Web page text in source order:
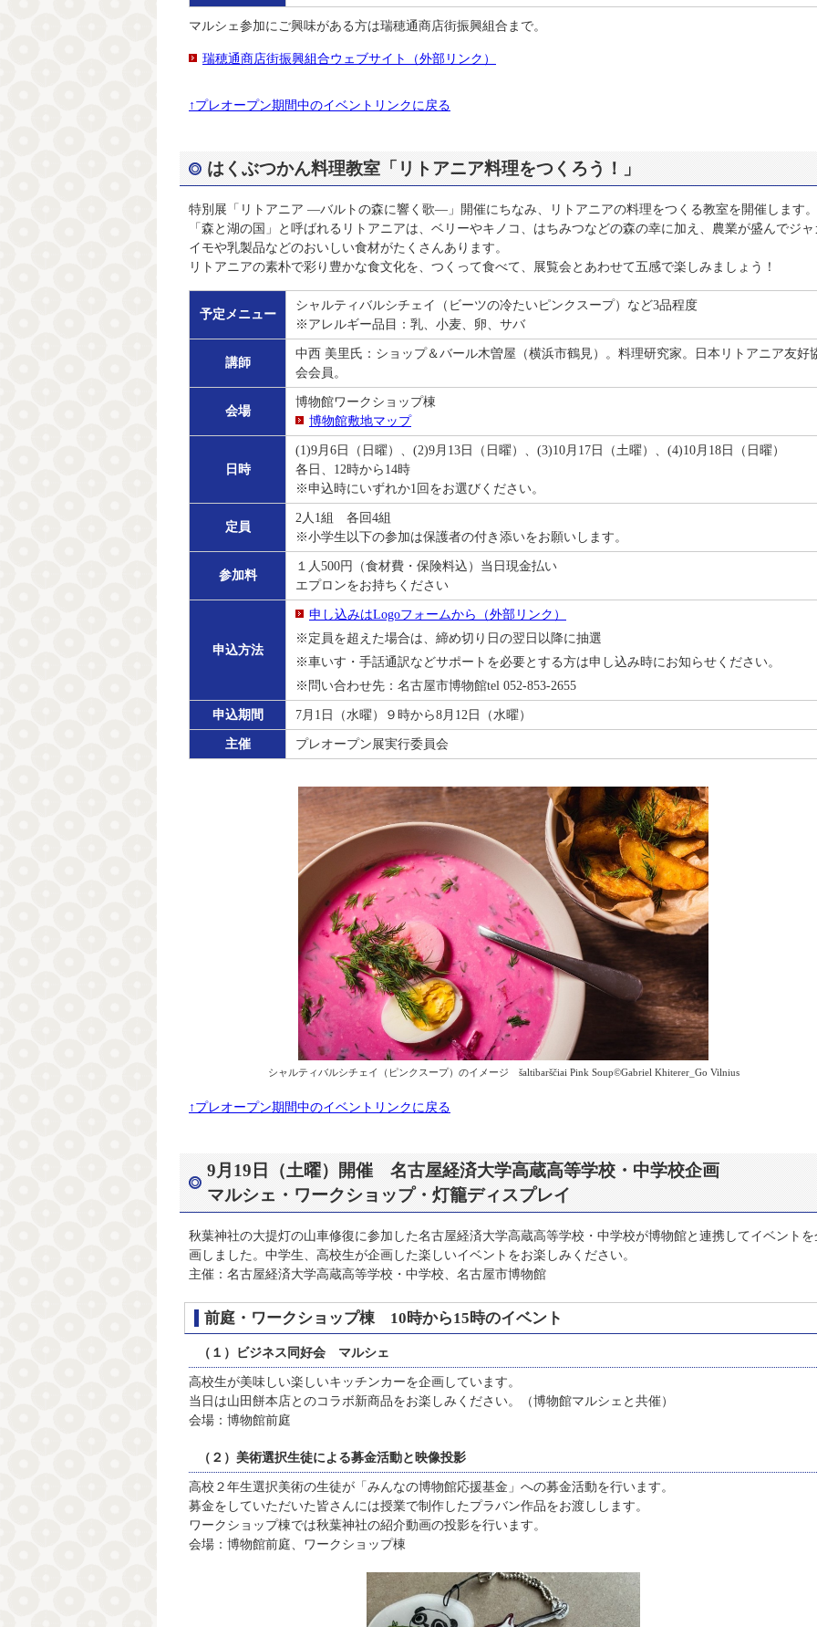
マルシェ参加にご興味がある方は瑞穂通商店街振興組合まで。
瑞穂通商店街振興組合ウェブサイト（外部リンク）
↑プレオープン期間中のイベントリンクに戻る
はくぶつかん料理教室「リトアニア料理をつくろう！」
特別展「リトアニア ―バルトの森に響く歌―」開催にちなみ、リトアニアの料理をつくる教室を開催します。
「森と湖の国」と呼ばれるリトアニアは、ベリーやキノコ、はちみつなどの森の幸に加え、農業が盛んでジャ
イモや乳製品などのおいしい食材がたくさんあります。
リトアニアの素朴で彩り豊かな食文化を、つくって食べて、展覧会とあわせて五感で楽しみましょう！
予定メニュー
シャルティバルシチェイ（ビーツの冷たいピンクスープ）など3品程度
※アレルギー品目：乳、小麦、卵、サバ
講師
中西 美里氏：ショップ＆バール木曽屋（横浜市鶴見）。料理研究家。日本リトアニア友好
会会員。
会場
博物館ワークショップ棟
博物館敷地マップ
日時
(1)9月6日（日曜）、(2)9月13日（日曜）、(3)10月17日（土曜）、(4)10月18日（日曜）
各日、12時から14時
※申込時にいずれか1回をお選びください。
定員
2人1組 各回4組
※小学生以下の参加は保護者の付き添いをお願いします。
参加料
１人500円（食材費・保険料込）当日現金払い
エプロンをお持ちください
申込方法
申し込みはLogoフォームから（外部リンク）
※定員を超えた場合は、締め切り日の翌日以降に抽選
※車いす・手話通訳などサポートを必要とする方は申し込み時にお知らせください。
※問い合わせ先：名古屋市博物館tel 052-853-2655
申込期間
7月1日（水曜）９時から8月12日（水曜）
主催
プレオープン展実行委員会
シャルティバルシチェイ（ピンクスープ）のイメージ šaltibarščiai Pink Soup©Gabriel Khiterer_Go Vilnius
↑プレオープン期間中のイベントリンクに戻る
9月19日（土曜）開催 名古屋経済大学高蔵高等学校・中学校企画
マルシェ・ワークショップ・灯籠ディスプレイ
秋葉神社の大提灯の山車修復に参加した名古屋経済大学高蔵高等学校・中学校が博物館と連携してイベントを
画しました。中学生、高校生が企画した楽しいイベントをお楽しみください。
主催：名古屋経済大学高蔵高等学校・中学校、名古屋市博物館
前庭・ワークショップ棟 10時から15時のイベント
（１）ビジネス同好会 マルシェ
高校生が美味しい楽しいキッチンカーを企画しています。
当日は山田餅本店とのコラボ新商品をお楽しみください。（博物館マルシェと共催）
会場：博物館前庭
（２）美術選択生徒による募金活動と映像投影
高校２年生選択美術の生徒が「みんなの博物館応援基金」への募金活動を行います。
募金をしていただいた皆さんには授業で制作したプラバン作品をお渡しします。
ワークショップ棟では秋葉神社の紹介動画の投影を行います。
会場：博物館前庭、ワークショップ棟